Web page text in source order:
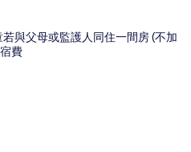
若與父母或監護人同住一間房 (不加
費